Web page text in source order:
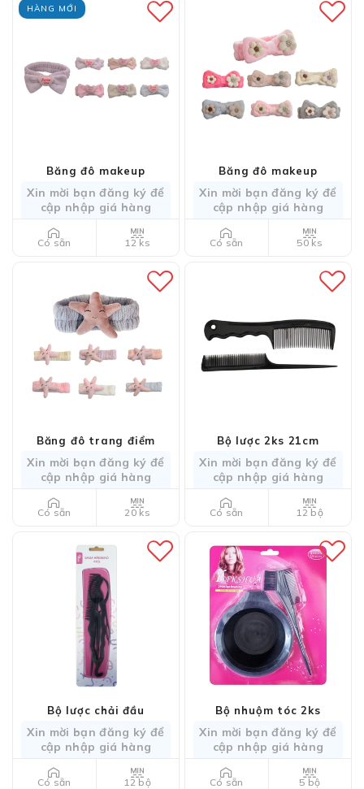
HÀNG MỚI
Băng đô makeup
Xin mời bạn đăng ký để
cập nhập giá hàng
Có sẵn 12 ks
Băng đô makeup
Xin mời bạn đăng ký để
cập nhập giá hàng
Có sẵn 50 ks
Băng đô trang điểm
Xin mời bạn đăng ký để
cập nhập giá hàng
Có sẵn 20 ks
Bộ lược 2ks 21cm
Xin mời bạn đăng ký để
cập nhập giá hàng
Có sẵn 12 bộ
Bộ lược chải đầu
Xin mời bạn đăng ký để
cập nhập giá hàng
Có sẵn 12 bộ
Bộ nhuộm tóc 2ks
Xin mời bạn đăng ký để
cập nhập giá hàng
Có sẵn 5 bộ